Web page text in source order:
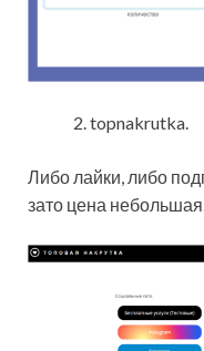
topnakrutka.
Либо лайки, либо
зато цена